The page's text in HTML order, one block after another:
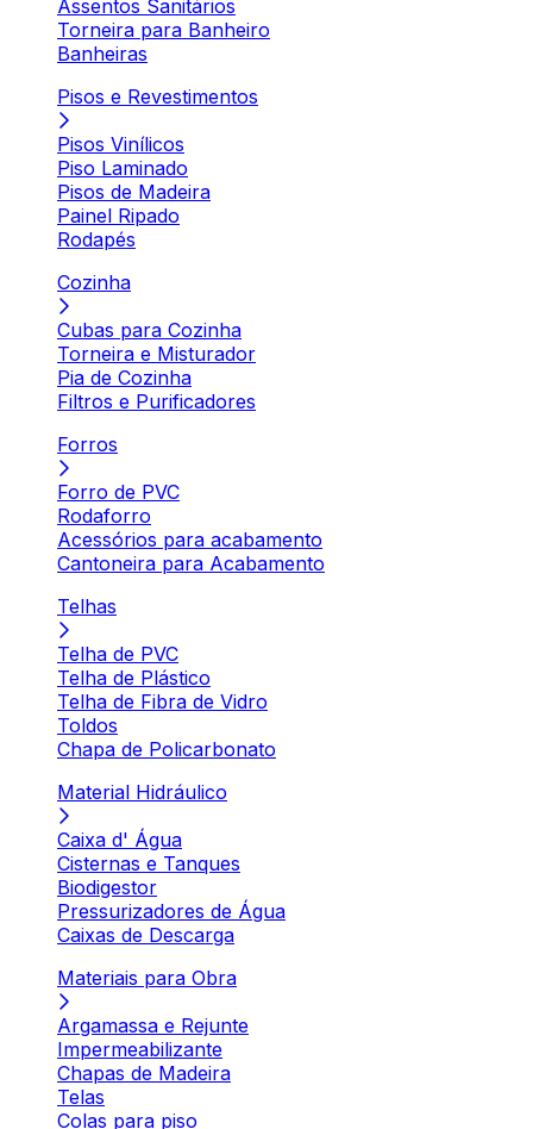
Assentos Sanitários
Torneira para Banheiro
Banheiras
Pisos e Revestimentos
Pisos Vinílicos
Piso Laminado
Pisos de Madeira
Painel Ripado
Rodapés
Cozinha
Cubas para Cozinha
Torneira e Misturador
Pia de Cozinha
Filtros e Purificadores
Forros
Forro de PVC
Rodaforro
Acessórios para acabamento
Cantoneira para Acabamento
Telhas
Telha de PVC
Telha de Plástico
Telha de Fibra de Vidro
Toldos
Chapa de Policarbonato
Material Hidráulico
Caixa d' Água
Cisternas e Tanques
Biodigestor
Pressurizadores de Água
Caixas de Descarga
Materiais para Obra
Argamassa e Rejunte
Impermeabilizante
Chapas de Madeira
Telas
Colas para piso